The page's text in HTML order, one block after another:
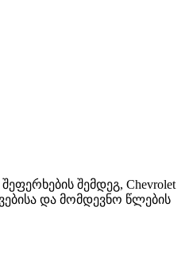
შემდეგ, Chevrolet
და მომდევნო წლების